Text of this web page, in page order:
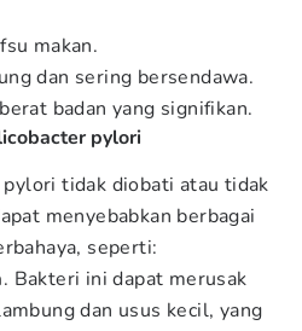
makan.
dan sering bersendawa.
badan yang signifikan.
pylori
tidak diobati atau tidak
menyebabkan berbagai
seperti:
. Bakteri ini dapat merusak
dan usus kecil, yang